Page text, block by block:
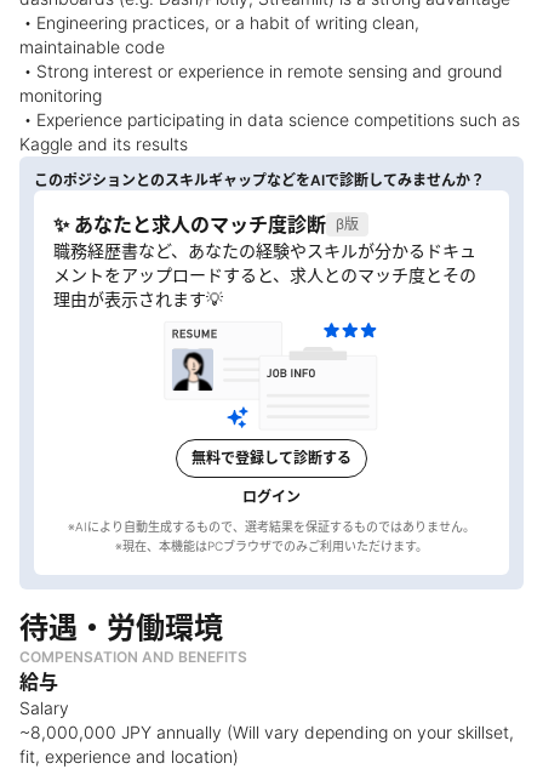
・Engineering practices, or a habit of writing clean,
maintainable code
・Strong interest or experience in remote sensing and ground
monitoring
・Experience participating in data science competitions such as
Kaggle and its results
このポジションとのスキルギャップなどをAIで診断してみませんか？
✨ あなたと求人のマッチ度診断 β版
職務経歴書など、あなたの経験やスキルが分かるドキュ
メントをアップロードすると、求人とのマッチ度とその
理由が表示されます💡
無料で登録して診断する
ログイン
※AIにより自動生成するもので、選考結果を保証するものではありません。
待遇・労働環境
COMPENSATION AND BENEFITS
給与
Salary
~8,000,000 JPY annually (Will vary depending on your skillset,
fit, experience and location)